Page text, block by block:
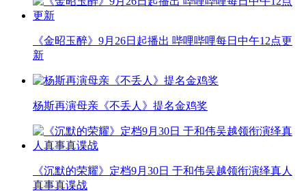
《金昭玉醉》9月26日起播出 哔哩哔哩每日中午12点更
新
杨斯再演母亲《不丢人》提名金鸡奖
《沉默的荣耀》定档9月30日 于和伟吴越领衔演绎真人
真事真谍战